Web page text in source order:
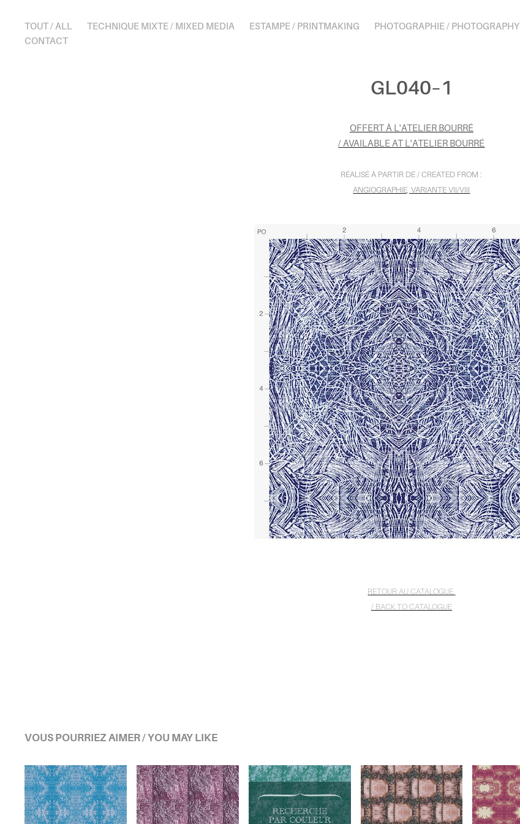
TOUT / ALL TECHNIQUE MIXTE / MIXED MEDIA ESTAMPE / PRINTMAKING PHOTOGRAPHIE / PHOTOGRAPHY
CONTACT
GL040–1
OFFERT À L'ATELIER BOURRÉ
/ AVAILABLE AT L'ATELIER BOURRÉ
RÉALISÉ À PARTIR DE / CREATED FROM :
ANGIOGRAPHIE, VARIANTE VII/VIII
RETOUR AU CATALOGUE
/ BACK TO CATALOGUE
VOUS POURRIEZ AIMER / YOU MAY LIKE